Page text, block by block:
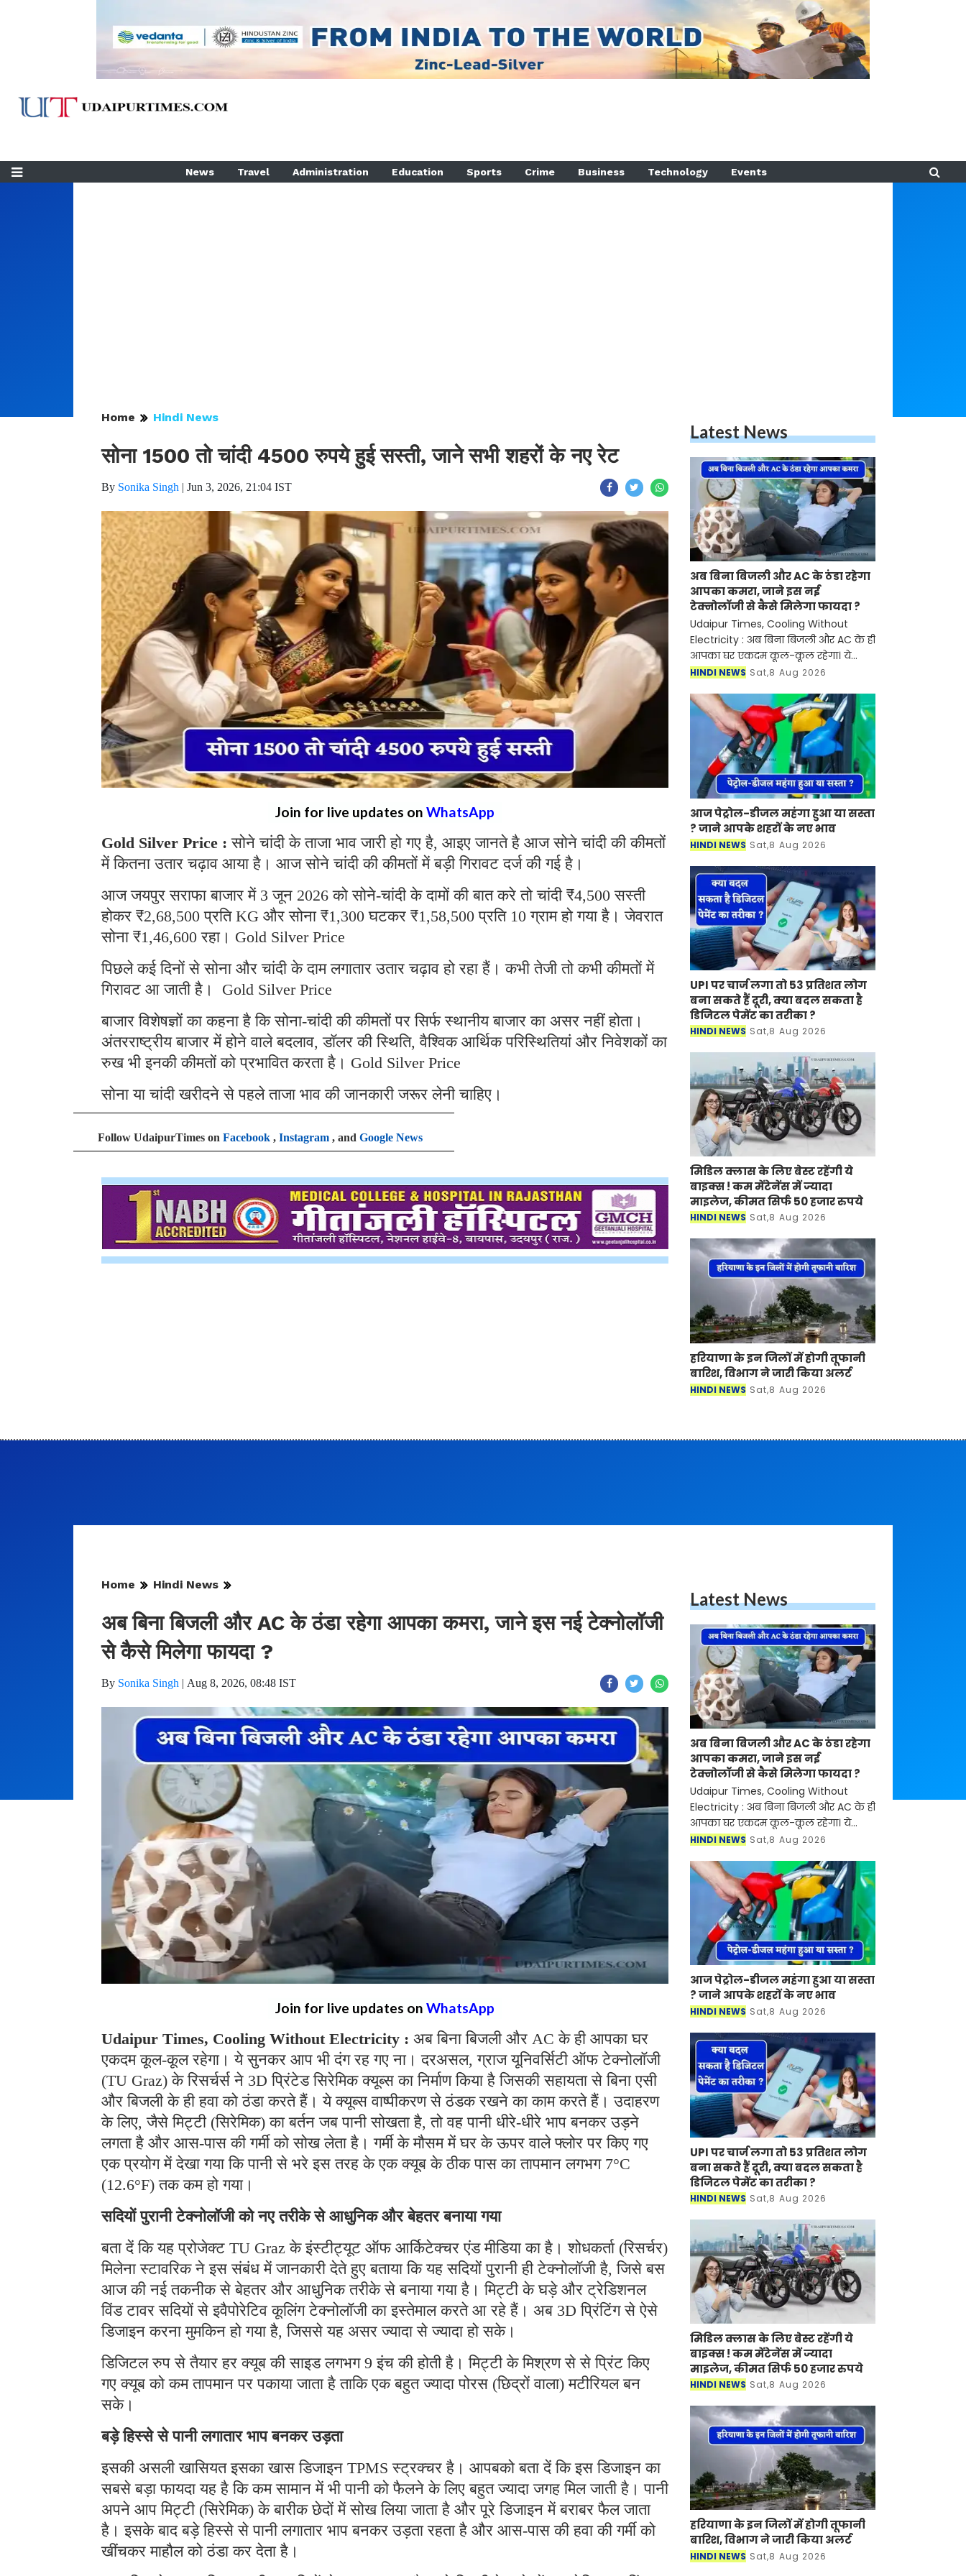
News Travel Administration Education Sports Crime Business Technology Events
Home Hindi News
सोना 1500 तो चांदी 4500 रुपये हुई सस्ती, जाने सभी शहरों के नए रेट
By Sonika Singh | Jun 3, 2026, 21:04 IST
Join for live updates on WhatsApp
Gold Silver Price : सोने चांदी के ताजा भाव जारी हो गए है, आइए जानते है आज सोने चांदी की कीमतों
में कितना उतार चढ़ाव आया है। आज सोने चांदी की कीमतों में बड़ी गिरावट दर्ज की गई है।
आज जयपुर सराफा बाजार में 3 जून 2026 को सोने-चांदी के दामों की बात करे तो चांदी ₹4,500 सस्ती
होकर ₹2,68,500 प्रति KG और सोना ₹1,300 घटकर ₹1,58,500 प्रति 10 ग्राम हो गया है। जेवरात
सोना ₹1,46,600 रहा। Gold Silver Price
पिछले कई दिनों से सोना और चांदी के दाम लगातार उतार चढ़ाव हो रहा हैं। कभी तेजी तो कभी कीमतों में
गिरावट आ जाती है। Gold Silver Price
बाजार विशेषज्ञों का कहना है कि सोना-चांदी की कीमतों पर सिर्फ स्थानीय बाजार का असर नहीं होता।
अंतरराष्ट्रीय बाजार में होने वाले बदलाव, डॉलर की स्थिति, वैश्विक आर्थिक परिस्थितियां और निवेशकों का
रुख भी इनकी कीमतों को प्रभावित करता है। Gold Silver Price
सोना या चांदी खरीदने से पहले ताजा भाव की जानकारी जरूर लेनी चाहिए।
Follow UdaipurTimes on Facebook , Instagram , and Google News
Latest News
अब बिना बिजली और AC के ठंडा रहेगा
आपका कमरा, जाने इस नई
टेक्नोलॉजी से कैसे मिलेगा फायदा ?
Udaipur Times, Cooling Without
Electricity : अब बिना बिजली और AC के ही
आपका घर एकदम कूल-कूल रहेगा। ये
सुनकर आप भी दंग रह गए ना। दरअसल,
Graz) के रिसर्चर्स ने 3D प्र
HINDI NEWS Sat,8 Aug 2026
आज पेट्रोल-डीजल महंगा हुआ या सस्ता
? जाने आपके शहरों के नए भाव
HINDI NEWS Sat,8 Aug 2026
UPI पर चार्ज लगा तो 53 प्रतिशत लोग
बना सकते हैं दूरी, क्या बदल सकता है
डिजिटल पेमेंट का तरीका ?
HINDI NEWS Sat,8 Aug 2026
मिडिल क्लास के लिए बेस्ट रहेंगी ये
बाइक्स ! कम मेंटेनेंस में ज्यादा
माइलेज, कीमत सिर्फ 50 हजार रुपये
HINDI NEWS Sat,8 Aug 2026
हरियाणा के इन जिलों में होगी तूफानी
बारिश, विभाग ने जारी किया अलर्ट
HINDI NEWS Sat,8 Aug 2026
Home Hindi News
अब बिना बिजली और AC के ठंडा रहेगा आपका कमरा, जाने इस नई टेक्नोलॉजी
से कैसे मिलेगा फायदा ?
By Sonika Singh | Aug 8, 2026, 08:48 IST
Join for live updates on WhatsApp
Udaipur Times, Cooling Without Electricity : अब बिना बिजली और AC के ही आपका घर
एकदम कूल-कूल रहेगा। ये सुनकर आप भी दंग रह गए ना। दरअसल, ग्राज यूनिवर्सिटी ऑफ टेक्नोलॉजी
(TU Graz) के रिसर्चर्स ने 3D प्रिंटेड सिरेमिक क्यूब्स का निर्माण किया है जिसकी सहायता से बिना एसी
और बिजली के ही हवा को ठंडा करते हैं। ये क्यूब्स वाष्पीकरण से ठंडक रखने का काम करते हैं। उदाहरण
के लिए, जैसे मिट्टी (सिरेमिक) का बर्तन जब पानी सोखता है, तो वह पानी धीरे-धीरे भाप बनकर उड़ने
लगता है और आस-पास की गर्मी को सोख लेता है। गर्मी के मौसम में घर के ऊपर वाले फ्लोर पर किए गए
एक प्रयोग में देखा गया कि पानी से भरे इस तरह के एक क्यूब के ठीक पास का तापमान लगभग 7°C
(12.6°F) तक कम हो गया।
सदियों पुरानी टेक्नोलॉजी को नए तरीके से आधुनिक और बेहतर बनाया गया
बता दें कि यह प्रोजेक्ट TU Graz के इंस्टीट्यूट ऑफ आर्किटेक्चर एंड मीडिया का है। शोधकर्ता (रिसर्चर)
मिलेना स्टावरिक ने इस संबंध में जानकारी देते हुए बताया कि यह सदियों पुरानी ही टेक्नोलॉजी है, जिसे बस
आज की नई तकनीक से बेहतर और आधुनिक तरीके से बनाया गया है। मिट्टी के घड़े और ट्रेडिशनल
विंड टावर सदियों से इवैपोरेटिव कूलिंग टेक्नोलॉजी का इस्तेमाल करते आ रहे हैं। अब 3D प्रिंटिंग से ऐसे
डिजाइन करना मुमकिन हो गया है, जिससे यह असर ज्यादा से ज्यादा हो सके।
डिजिटल रुप से तैयार हर क्यूब की साइड लगभग 9 इंच की होती है। मिट्टी के मिश्रण से से प्रिंट किए
गए क्यूब को कम तापमान पर पकाया जाता है ताकि एक बहुत ज्यादा पोरस (छिद्रों वाला) मटीरियल बन
सके।
बड़े हिस्से से पानी लगातार भाप बनकर उड़ता
इसकी असली खासियत इसका खास डिजाइन TPMS स्ट्रक्चर है। आपबको बता दें कि इस डिजाइन का
सबसे बड़ा फायदा यह है कि कम सामान में भी पानी को फैलने के लिए बहुत ज्यादा जगह मिल जाती है। पानी
अपने आप मिट्टी (सिरेमिक) के बारीक छेदों में सोख लिया जाता है और पूरे डिजाइन में बराबर फैल जाता
है। इसके बाद बड़े हिस्से से पानी लगातार भाप बनकर उड़ता रहता है और आस-पास की हवा की गर्मी को
खींचकर माहौल को ठंडा कर देता है।
Latest News
अब बिना बिजली और AC के ठंडा रहेगा
आपका कमरा, जाने इस नई
टेक्नोलॉजी से कैसे मिलेगा फायदा ?
Udaipur Times, Cooling Without
Electricity : अब बिना बिजली और AC के ही
आपका घर एकदम कूल-कूल रहेगा। ये
सुनकर आप भी दंग रह गए ना। दरअसल,
Graz) के रिसर्चर्स ने 3D प्र
HINDI NEWS Sat,8 Aug 2026
आज पेट्रोल-डीजल महंगा हुआ या सस्ता
? जाने आपके शहरों के नए भाव
HINDI NEWS Sat,8 Aug 2026
UPI पर चार्ज लगा तो 53 प्रतिशत लोग
बना सकते हैं दूरी, क्या बदल सकता है
डिजिटल पेमेंट का तरीका ?
HINDI NEWS Sat,8 Aug 2026
मिडिल क्लास के लिए बेस्ट रहेंगी ये
बाइक्स ! कम मेंटेनेंस में ज्यादा
माइलेज, कीमत सिर्फ 50 हजार रुपये
HINDI NEWS Sat,8 Aug 2026
हरियाणा के इन जिलों में होगी तूफानी
बारिश, विभाग ने जारी किया अलर्ट
HINDI NEWS Sat,8 Aug 2026